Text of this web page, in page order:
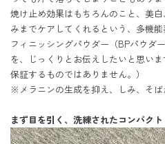
焼け止め効果はもちろんのこと、美
みまでケアしてくれるという、多機
フィニッシングパウダー（BPパウダ
を、じっくりとお伝えしたいと思い
保証するものではありません。）
※メラニンの生成を抑え、しみ、そ
まず目を引く、洗練されたコンパクト